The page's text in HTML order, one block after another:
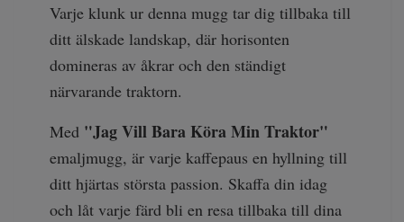
Varje klunk ur denna mugg tar dig tillbaka till
ditt älskade landskap, där horisonten
domineras av åkrar och den ständigt
närvarande traktorn.
Med "Jag Vill Bara Köra Min Traktor"
emaljmugg, är varje kaffepaus en hyllning till
ditt hjärtas största passion. Skaffa din idag
och låt varje färd bli en resa tillbaka till dina